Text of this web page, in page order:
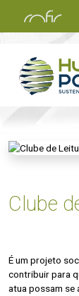
Clube
É um projeto
contribuir para
atua possam se